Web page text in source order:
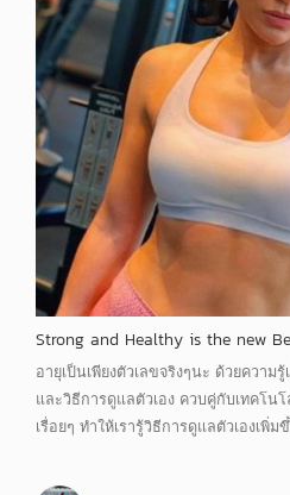
Strong and Healthy is the new
อายุเป็นเพียงตัวเลขจริงๆนะ ด้วยความ
และวิธีการดูแลตัวเอง ควบคู่กับเทคโ
เรื่อยๆ ทำให้เรารู้วิธีการดูแลตัวเองเพิ่